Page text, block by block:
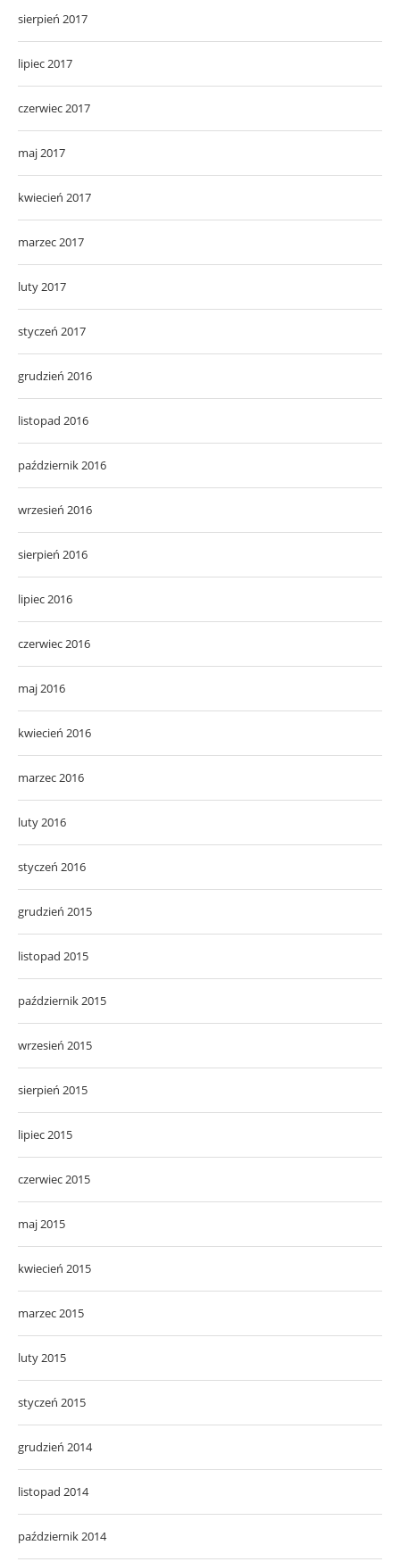
sierpień 2017
lipiec 2017
czerwiec 2017
maj 2017
kwiecień 2017
marzec 2017
luty 2017
styczeń 2017
grudzień 2016
listopad 2016
październik 2016
wrzesień 2016
sierpień 2016
lipiec 2016
czerwiec 2016
maj 2016
kwiecień 2016
marzec 2016
luty 2016
styczeń 2016
grudzień 2015
listopad 2015
październik 2015
wrzesień 2015
sierpień 2015
lipiec 2015
czerwiec 2015
maj 2015
kwiecień 2015
marzec 2015
luty 2015
styczeń 2015
grudzień 2014
listopad 2014
październik 2014